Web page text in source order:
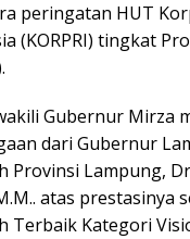
peringatan HUT
(KORPRI) tingkat
Gubernur Mirza
dari Gubernur
Provinsi Lampung,
atas prestasinya
Terbaik Kategori